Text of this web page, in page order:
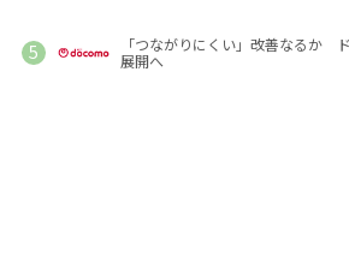
「つながりにくい」改善なるか
展開へ